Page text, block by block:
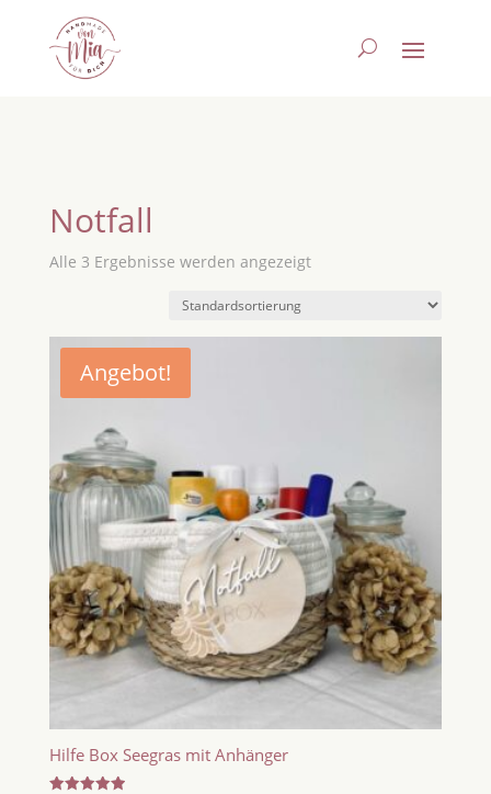
Notfall
Alle 3 Ergebnisse werden angezeigt
Angebot!
Hilfe Box Seegras mit Anhänger